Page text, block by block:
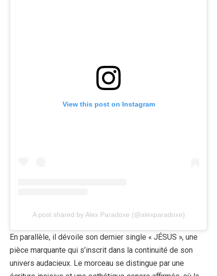
View this post on Instagram
A post shared by Alex Paradoxe (@alexparadoxe)
En parallèle, il dévoile son dernier single « JÉSUS », une
pièce marquante qui s’inscrit dans la continuité de son
univers audacieux. Le morceau se distingue par une